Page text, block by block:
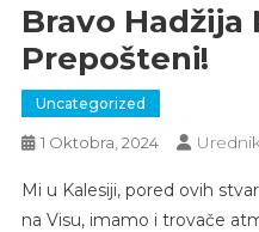
Bravo Hadžija
Prepošteni!
Uncategorized
1 Oktobra, 2024
Mi u Kalesiji, pored ovih
na Visu, imamo i trovače